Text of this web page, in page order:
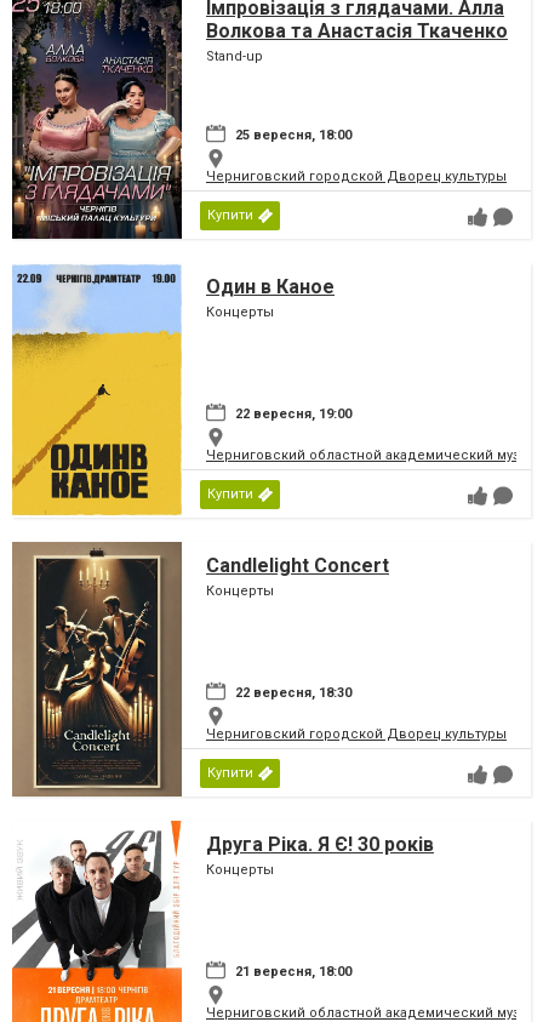
Імпровізація з глядачами. Алла
Волкова та Анастасія Ткаченко
Stand-up
25 вересня, 18:00
Черниговский городской Дворец культуры
Купити
Один в Каное
Концерты
22 вересня, 19:00
Черниговский областной академический
Купити
Candlelight Concert
Концерты
22 вересня, 18:30
Черниговский городской Дворец культуры
Купити
Друга Ріка. Я Є! 30 років
Концерты
21 вересня, 18:00
Черниговский областной академический